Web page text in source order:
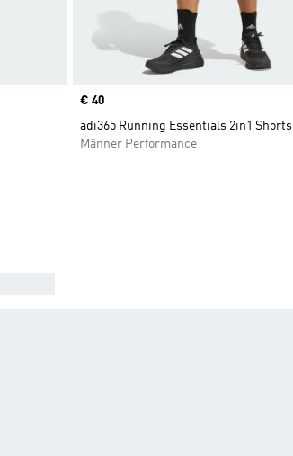
Price
€ 40
adi365 Running Essentials 2in1 Shorts
Männer Performance